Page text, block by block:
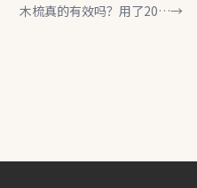
木梳真的有效吗？用了20年→